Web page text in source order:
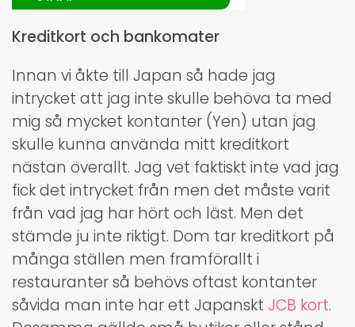
Kreditkort och bankomater
Innan vi åkte till Japan så hade jag
intrycket att jag inte skulle behöva ta med
mig så mycket kontanter (Yen) utan jag
skulle kunna använda mitt kreditkort
nästan överallt. Jag vet faktiskt inte vad jag
fick det intrycket från men det måste varit
från vad jag har hört och läst. Men det
stämde ju inte riktigt. Dom tar kreditkort på
många ställen men framförallt i
restauranter så behövs oftast kontanter
såvida man inte har ett Japanskt JCB kort.